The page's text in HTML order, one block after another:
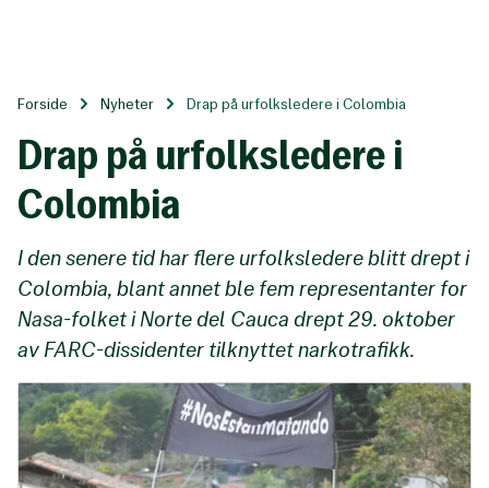
Forside Nyheter Drap på urfolksledere i Colombia
Drap på urfolksledere i
Colombia
I den senere tid har flere urfolksledere blitt drept i
Colombia, blant annet ble fem representanter for
Nasa-folket i Norte del Cauca drept 29. oktober
av FARC-dissidenter tilknyttet narkotrafikk.